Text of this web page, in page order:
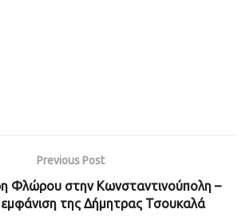
Previous Post
Φλώρου στην Κωνσταντινούπολη –
εμφάνιση της Δήμητρας Τσουκαλά